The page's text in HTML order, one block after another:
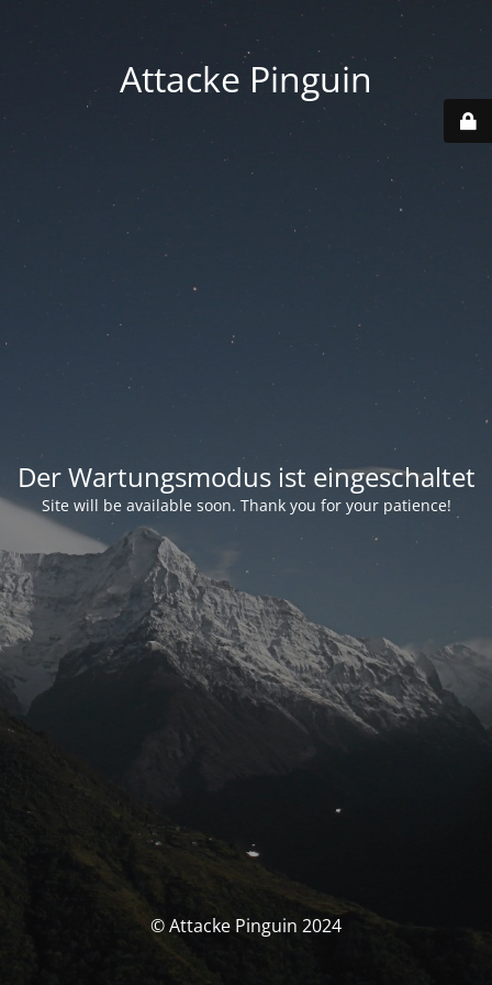
Attacke Pinguin
Der Wartungsmodus ist eingeschaltet
Site will be available soon. Thank you for your patience!
© Attacke Pinguin 2024